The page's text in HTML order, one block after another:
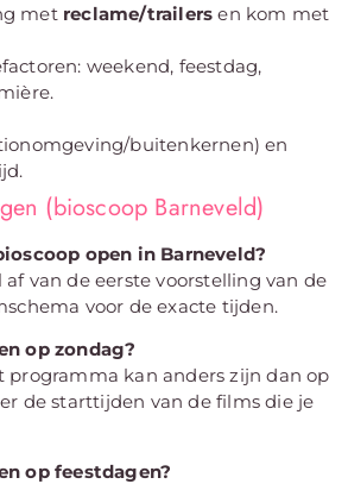
met reclame/trailers en kom met
weekend, feestdag,
buitenkernen) en
(bioscoop Barneveld)
open in Barneveld?
van de eerste voorstelling van de
voor de exacte tijden.
op zondag?
programma kan anders zijn dan op
de starttijden van de films die je
op feestdagen?